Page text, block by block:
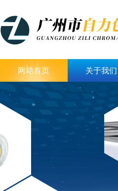
网站首页 关于我们